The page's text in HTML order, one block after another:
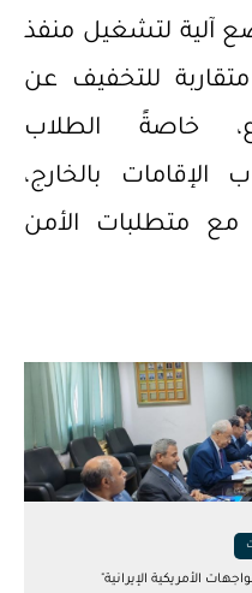
آلية لتشغيل منفذ
للتخفيف عن
خاصةً الطلاب
بالخارج،
مع متطلبات الأمن
الأمريكية الإيرانية"